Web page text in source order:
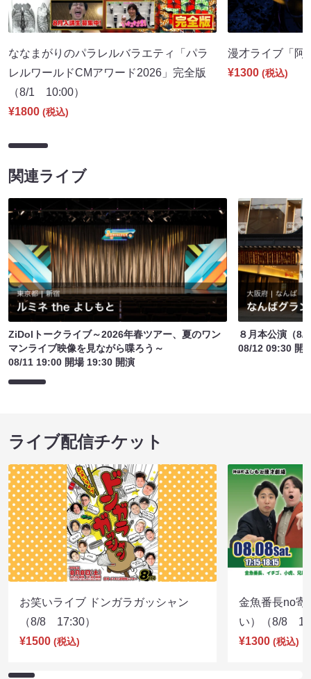
ななまがりのパラレルバラエティ「パラ
レルワールドCMアワード2026」完全版
（8/1 10:00）
¥1800 (税込)
漫才ライブ「
¥1300 (税込)
関連ライブ
ZiDolトークライブ～2026年春ツアー、夏のワン
マンライブ映像を見ながら喋ろう～
08/11 19:00 開場 19:30 開演
８月本公演（8/
08/12 09:30 開
ライブ配信チケット
お笑いライブ ドンガラガッシャン
（8/8 17:30）
¥1500 (税込)
金魚番長no寄
い）（8/8
¥1300 (税込)